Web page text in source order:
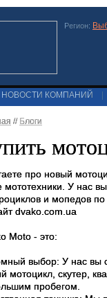
Регион:
НОВОСТИ КОМПАНИЙ
// Блоги
про новый
мототехники. У нас
и мопедов
dvako.com.ua
Moto - это:
выбор: У нас вы
мотоцикл, скутер,
пробегом.